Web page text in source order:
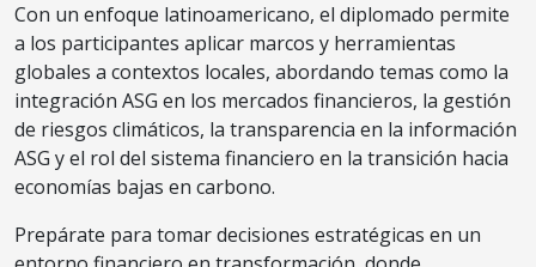
Con un enfoque latinoamericano, el diplomado permite
a los participantes aplicar marcos y herramientas
globales a contextos locales, abordando temas como la
integración ASG en los mercados financieros, la gestión
de riesgos climáticos, la transparencia en la información
ASG y el rol del sistema financiero en la transición hacia
economías bajas en carbono.
Prepárate para tomar decisiones estratégicas en un